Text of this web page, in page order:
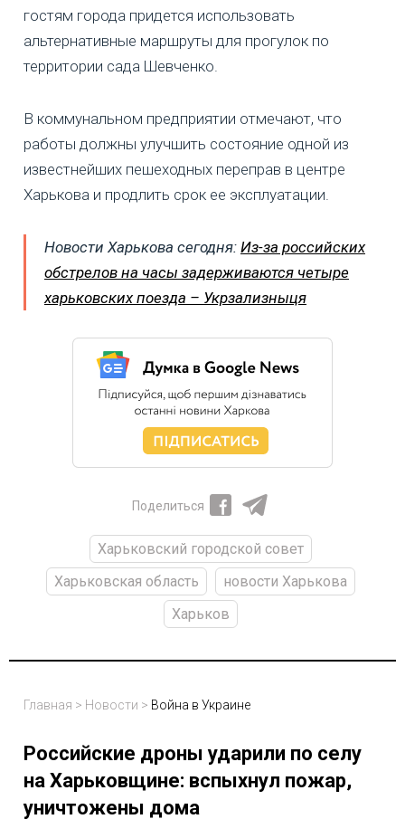
гостям города придется использовать
альтернативные маршруты для прогулок по
территории сада Шевченко.
В коммунальном предприятии отмечают, что
работы должны улучшить состояние одной из
известнейших пешеходных переправ в центре
Харькова и продлить срок ее эксплуатации.
Новости Харькова сегодня: Из-за российских
обстрелов на часы задерживаются четыре
харьковских поезда – Укрзализныця
Поделиться
Харьковский городской совет
Харьковская область
новости Харькова
Харьков
Главная > Новости > Война в Украине
Российские дроны ударили по селу
на Харьковщине: вспыхнул пожар,
уничтожены дома